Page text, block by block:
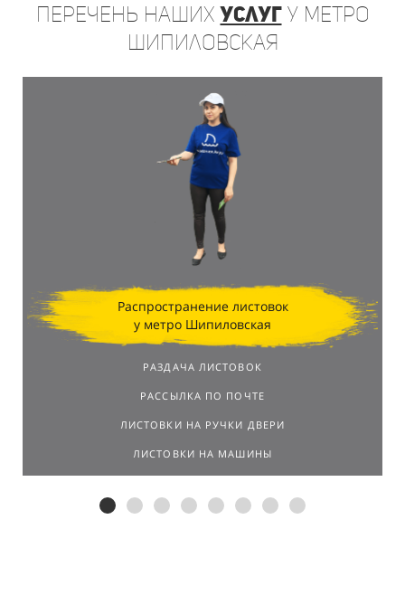
Перечень нашихуслугу метро
Шипиловская
Распространение листовок
у метро Шипиловская
РАЗДАЧА ЛИСТОВОК
РАССЫЛКА ПО ПОЧТЕ
ЛИСТОВКИ НА РУЧКИ ДВЕРИ
ЛИСТОВКИ НА МАШИНЫ